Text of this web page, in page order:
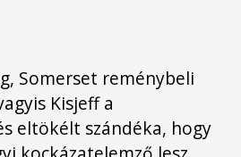
Somerset reménybeli
Kisjeff a
eltökélt szándéka, hogy